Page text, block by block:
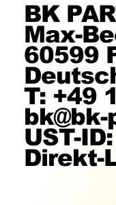
BK
Max-
60599
T: +49
UST-
Direkt-